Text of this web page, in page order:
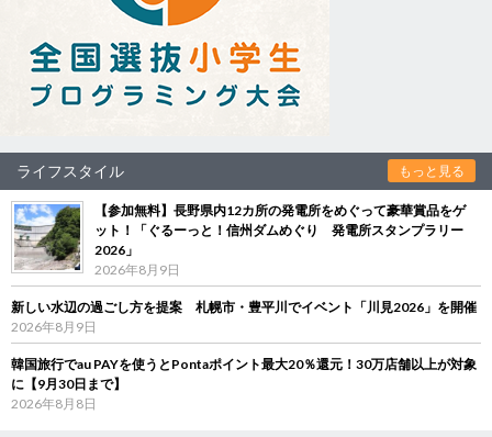
ライフスタイル もっと見る
【参加無料】長野県内12カ所の発電所をめぐって豪華賞品をゲ
ット！「ぐるーっと！信州ダムめぐり 発電所スタンプラリー
2026」
2026年8月9日
新しい水辺の過ごし方を提案 札幌市・豊平川でイベント「川見2026」を開催
2026年8月9日
韓国旅行でau PAYを使うとPontaポイント最大20％還元！30万店舗以上が対象
に【9月30日まで】
2026年8月8日